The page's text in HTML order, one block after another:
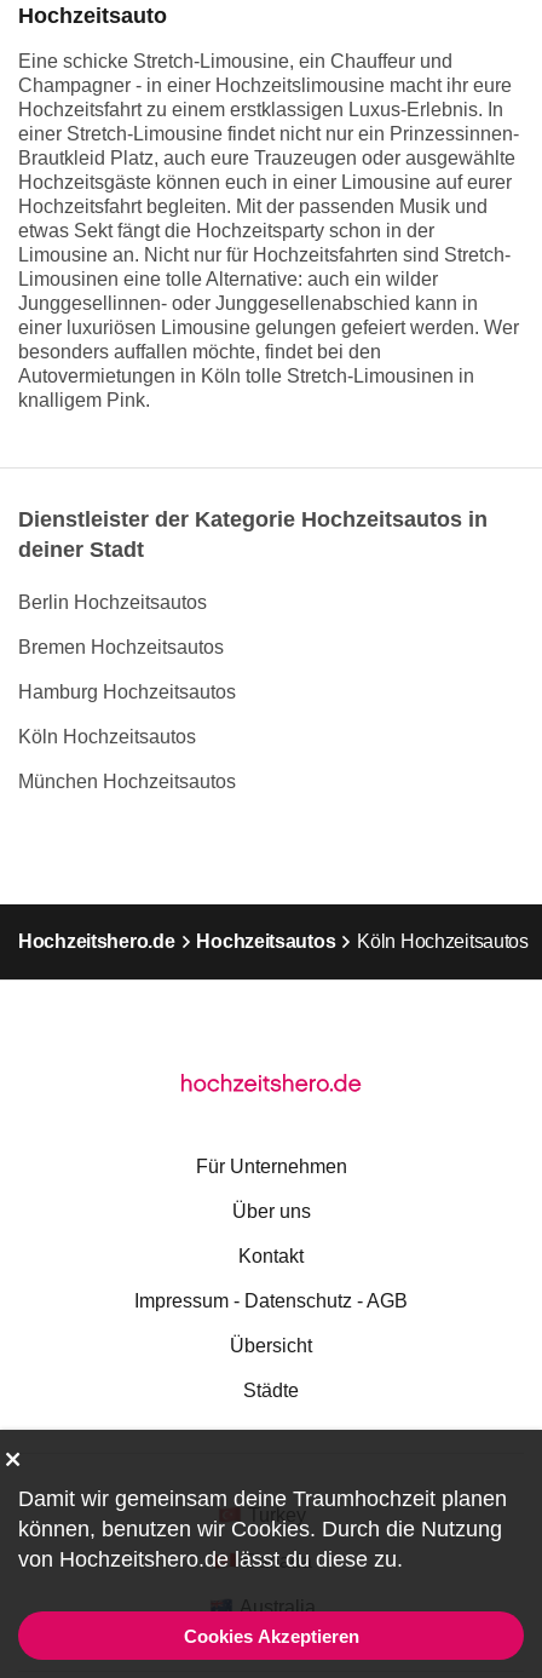
Hochzeitsauto
Eine schicke Stretch-Limousine, ein Chauffeur und
Champagner - in einer Hochzeitslimousine macht ihr eure
Hochzeitsfahrt zu einem erstklassigen Luxus-Erlebnis. In
einer Stretch-Limousine findet nicht nur ein Prinzessinnen-
Brautkleid Platz, auch eure Trauzeugen oder ausgewählte
Hochzeitsgäste können euch in einer Limousine auf eurer
Hochzeitsfahrt begleiten. Mit der passenden Musik und
etwas Sekt fängt die Hochzeitsparty schon in der
Limousine an. Nicht nur für Hochzeitsfahrten sind Stretch-
Limousinen eine tolle Alternative: auch ein wilder
Junggesellinnen- oder Junggesellenabschied kann in
einer luxuriösen Limousine gelungen gefeiert werden. Wer
besonders auffallen möchte, findet bei den
Autovermietungen in Köln tolle Stretch-Limousinen in
knalligem Pink.
Dienstleister der Kategorie Hochzeitsautos in
deiner Stadt
Berlin Hochzeitsautos
Bremen Hochzeitsautos
Hamburg Hochzeitsautos
Köln Hochzeitsautos
München Hochzeitsautos
Hochzeitshero.de Hochzeitsautos Köln Hochzeitsautos
Für Unternehmen
Über uns
Kontakt
Impressum - Datenschutz - AGB
Übersicht
Städte
Canada
Australia
Damit wir gemeinsam deine Traumhochzeit planen
können, benutzen wir Cookies. Durch die Nutzung
von Hochzeitshero.de lässt du diese zu.
Cookies Akzeptieren